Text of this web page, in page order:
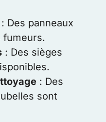
: Des panneaux
fumeurs.
: Des sièges
: Des
sont